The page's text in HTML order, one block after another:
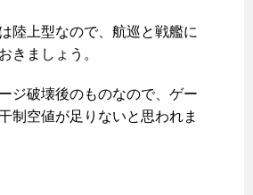
陸上型なので、航巡と戦艦に
きましょう。
ジ破壊後のものなので、ゲー
制空値が足りないと思われま